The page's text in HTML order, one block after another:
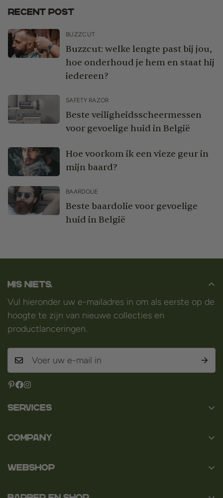
Recent Post
BUZZCUT
Buzzcut: welke lengte past bij jou,
hoe onderhoud je hem en staat hij
iedereen?
SAFETY RAZOR
Beste veiligheidsscheermessen
voor gevoelige huid in België
Hoe voorkom ik een vieze geur in
mijn baard?
BAARDOLIE
Beste baardolie voor gevoelige
huid in België
Mis niets.
Vul hieronder uw e-mailadres in om als eerste op de
hoogte te zijn van nieuwe collecties en
productlanceringen.
Services
Over ons
Disclaimer
Company
Baal 36
België
WEBSHOP